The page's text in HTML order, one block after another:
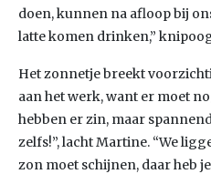
doen, kunnen na afloop bij
latte komen drinken,”
Het zonnetje breekt
aan het werk, want er moet
hebben er zin, maar
zelfs!”, lacht Martine. “We
zon moet schijnen, daar heb